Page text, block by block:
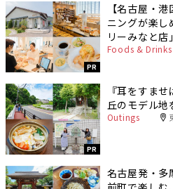
PR
【名古屋・
ニングが楽し
リーみなと店
Foods & Drinks
PR
『耳をすま
丘のモデル地
Outings
名古屋発・多